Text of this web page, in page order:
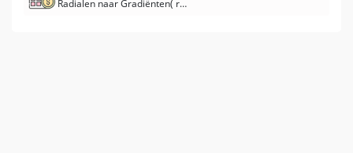
Radialen naar Gradiënten( rad naar Grad) Converter